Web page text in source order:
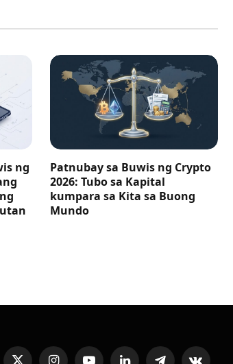
ng
Patnubay sa Buwis ng Crypto
2026: Tubo sa Kapital
kumpara sa Kita sa Buong
Mundo